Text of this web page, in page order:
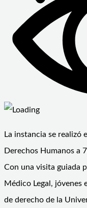
La instancia se realizó
Derechos Humanos a
Con una visita guiada
Médico Legal, jóvenes
de derecho de la